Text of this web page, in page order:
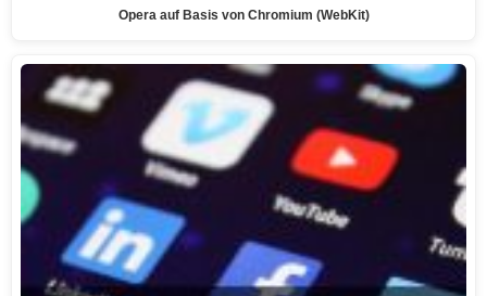
Opera auf Basis von Chromium (WebKit)